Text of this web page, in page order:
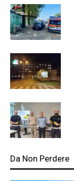
Da Non Perdere